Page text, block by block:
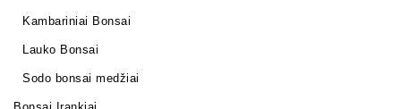
Kambariniai Bonsai
Lauko Bonsai
Sodo bonsai medžiai